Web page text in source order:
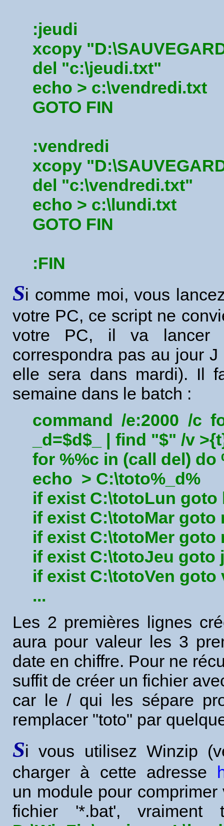
:jeudi
xcopy
del "c:\jeudi.txt"
echo > c:\vendredi.txt
GOTO FIN
:vendredi
xcopy
del "c:\vendredi.txt"
echo > c:\lundi.txt
GOTO FIN
:FIN
Si comme moi, vous
votre PC, ce script ne
votre PC, il va
correspondra pas au jour
elle sera dans mardi). Il
semaine dans le batch :
command /e:2000 /c
_d=$d$_ | find "$" /v
for %%c in (call del) do
echo > C:\toto%_d%
if exist C:\totoLun goto
if exist C:\totoMar goto
if exist C:\totoMer goto
if exist C:\totoJeu goto
if exist C:\totoVen goto
...
Les 2 premières lignes
aura pour valeur les 3
date en chiffre. Pour ne
suffit de créer un fichier
car le / qui les sépare
remplacer "toto" par
Si vous utilisez Winzip
charger à cette adresse
un module pour
fichier '*.bat',